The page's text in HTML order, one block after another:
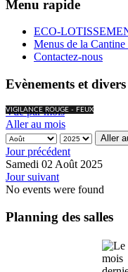
Menu rapide
ECO-
Menus de la Cantine
Contactez-nous
Evènements et divers
VIGILANCE ROUGE - FEUX
Vue par mois
Aller au mois
Aller
Jour précédent
Samedi 02 Août 2025
Jour suivant
No events were found
Planning des salles